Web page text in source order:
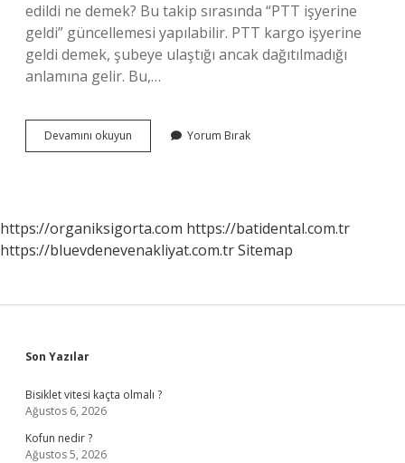
edildi ne demek? Bu takip sırasında “PTT işyerine
geldi” güncellemesi yapılabilir. PTT kargo işyerine
geldi demek, şubeye ulaştığı ancak dağıtılmadığı
anlamına gelir. Bu,…
Devamını okuyun
Den
Yorum Bırak
https://organiksigorta.com https://batidental.com.tr
https://bluevdenevenakliyat.com.trSitemap
Sidebar
Son Yazılar
Bisiklet vitesi kaçta olmalı ?
Ağustos 6, 2026
Kofun nedir ?
Ağustos 5, 2026